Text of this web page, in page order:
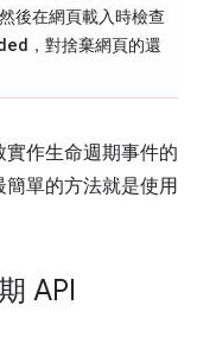
後在網頁載入時檢查
，對捨棄網頁的還
作生命週期事件的
單的方法就是使用
API